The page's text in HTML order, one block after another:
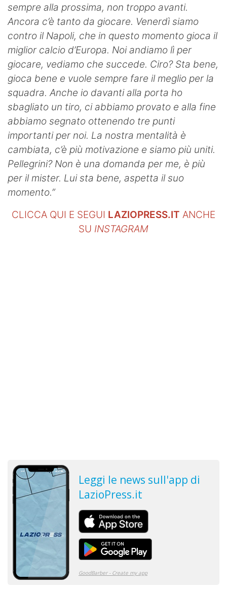
sempre alla prossima, non troppo avanti.
Ancora c’è tanto da giocare. Venerdì siamo
contro il Napoli, che in questo momento gioca il
miglior calcio d’Europa. Noi andiamo lì per
giocare, vediamo che succede. Ciro? Sta bene,
gioca bene e vuole sempre fare il meglio per la
squadra. Anche io davanti alla porta ho
sbagliato un tiro, ci abbiamo provato e alla fine
abbiamo segnato ottenendo tre punti
importanti per noi. La nostra mentalità è
cambiata, c’è più motivazione e siamo più uniti.
Pellegrini? Non è una domanda per me, è più
per il mister. Lui sta bene, aspetta il suo
momento.”
CLICCA QUI E SEGUI LAZIOPRESS.IT ANCHE
SU INSTAGRAM